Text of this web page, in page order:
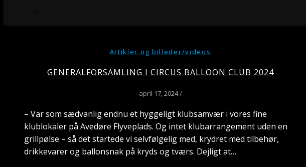
Artikler og billeder/videos
GENERALFORSAMLING I CIRCUS BALLOON CLUB 2024
april 17, 2024/
– Var som sædvanlig endnu et hyggeligt klubsamvær i vores fine
klublokaler på Avedøre Flyveplads. Og intet klubarrangement uden en
grillpølse – så det startede vi selvfølgelig med, krydret med tilbehør,
drikkevarer og ballonsnak på kryds og tværs. Dejligt at…